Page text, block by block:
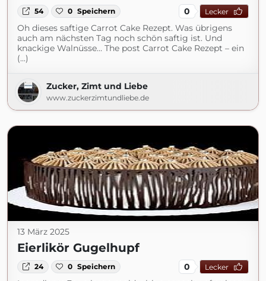
54 0 Speichern 0 Lecker
Oh dieses saftige Carrot Cake Rezept. Was übrigens
auch am nächsten Tag noch schön saftig ist. Und
knackige Walnüsse… The post Carrot Cake Rezept – ein
(...)
Zucker, Zimt und Liebe
www.zuckerzimtundliebe.de
13 März 2025
Eierlikör Gugelhupf
24 0 Speichern 0 Lecker